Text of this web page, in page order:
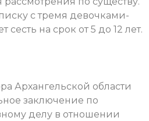
с тремя девочками-
на срок от 5 до 12 лет.
Архангельской области
заключение по
делу в отношении